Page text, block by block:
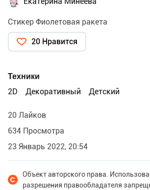
Стикер Фиолетовая ракета
20 Нравится
Техники
2D
Декоративный Детский
20 Лайков
634 Просмотра
23 Январь 2022, 20:54
Объект авторского права.
разрешения правообладателя